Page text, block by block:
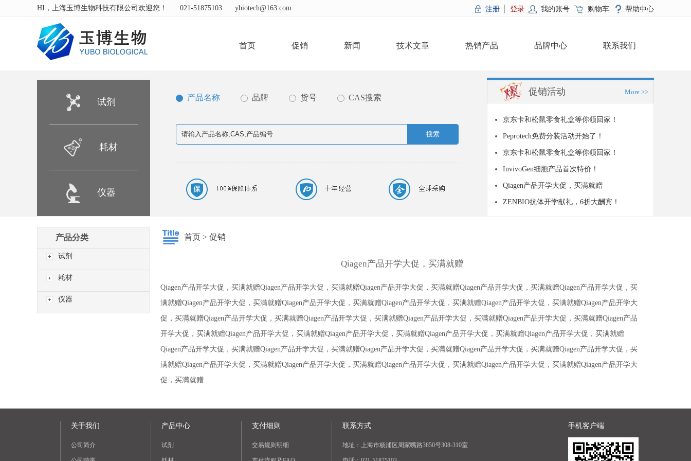
HI，上海玉博生物科技有限公司欢迎您！ 021-51875103 ybiotech@163.com 注册 登录 我的账号 购物车 帮助中心
首页 促销 新闻 技术文章 热销产品 品牌中心 联系我们
试剂
耗材
仪器
产品名称 品牌 货号 CAS搜索
促销活动 More >>
京东卡和松鼠零食礼盒等你领回家！
Peprotech免费分装活动开始了！
京东卡和松鼠零食礼盒等你领回家！
InvivoGen细胞产品首次特价！
Qiagen产品开学大促，买满就赠
ZENBIO抗体开学献礼，6折大酬宾！
产品分类
试剂
耗材
仪器
首页 > 促销
Qiagen产品开学大促，买满就赠
Qiagen产品开学大促，买满就赠Qiagen产品开学大促，买满就赠Qiagen产品开学大促，买满就赠Qiagen产品开学大促，买满就赠Qiagen产品开学大促，买
满就赠Qiagen产品开学大促，买满就赠Qiagen产品开学大促，买满就赠Qiagen产品开学大促，买满就赠Qiagen产品开学大促，买满就赠Qiagen产品开学大
促，买满就赠Qiagen产品开学大促，买满就赠Qiagen产品开学大促，买满就赠Qiagen产品开学大促，买满就赠Qiagen产品开学大促，买满就赠Qiagen产品
开学大促，买满就赠Qiagen产品开学大促，买满就赠Qiagen产品开学大促，买满就赠Qiagen产品开学大促，买满就赠Qiagen产品开学大促，买满就赠
Qiagen产品开学大促，买满就赠Qiagen产品开学大促，买满就赠Qiagen产品开学大促，买满就赠Qiagen产品开学大促，买满就赠Qiagen产品开学大促，买
满就赠Qiagen产品开学大促，买满就赠Qiagen产品开学大促，买满就赠Qiagen产品开学大促，买满就赠Qiagen产品开学大促，买满就赠Qiagen产品开学大
促，买满就赠
关于我们
公司简介
产品中心
试剂
支付细则
交易规则明细
联系方式
地址：上海市杨浦区周家嘴路3850号308-310室
手机客户端